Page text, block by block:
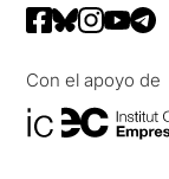
Con el apoyo de